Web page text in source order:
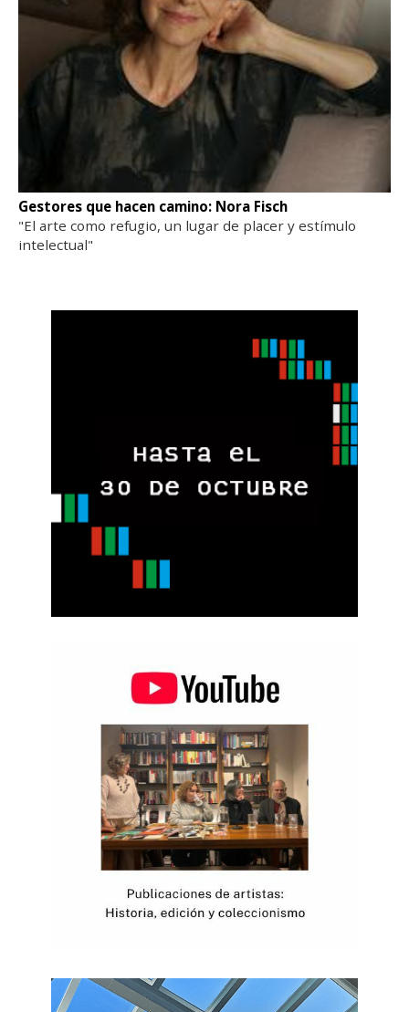
Gestores que hacen camino: Nora Fisch
"El arte como refugio, un lugar de placer y estímulo
intelectual"